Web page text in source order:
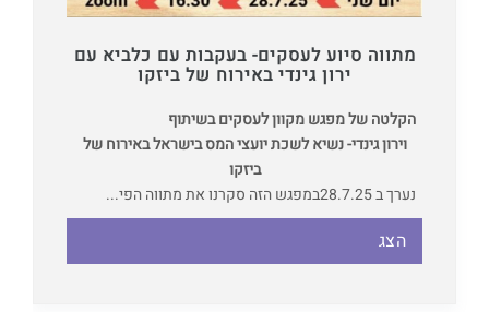
מתווה סיוע לעסקים- בעקבות עם כלביא עם
ירון גינדי באירוח של ביזקו
הקלטה של מפגש מקוון לעסקים בשיתוף
וירון גינדי- נשיא לשכת יועצי המס בישראל באירוח של
ביזקו
נערך ב 28.7.25
במפגש הזה סקרנו את מתווה הפי...
הצג